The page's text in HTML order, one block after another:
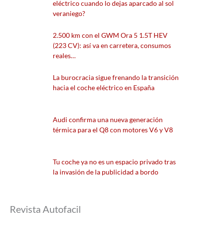
eléctrico cuando lo dejas aparcado al sol
veraniego?
2.500 km con el GWM Ora 5 1.5T HEV
(223 CV): así va en carretera, consumos
reales…
La burocracia sigue frenando la transición
hacia el coche eléctrico en España
Audi confirma una nueva generación
térmica para el Q8 con motores V6 y V8
Tu coche ya no es un espacio privado tras
la invasión de la publicidad a bordo
Revista Autofacil